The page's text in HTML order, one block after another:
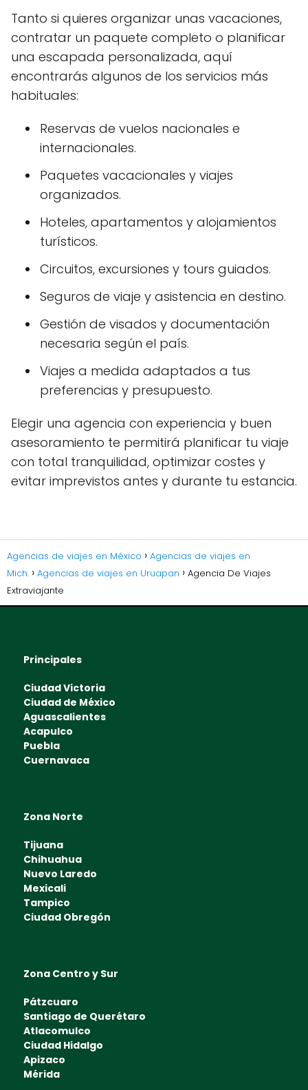
Tanto si quieres organizar unas vacaciones,
contratar un paquete completo o planificar
una escapada personalizada, aquí
encontrarás algunos de los servicios más
habituales:
Reservas de vuelos nacionales e
internacionales.
Paquetes vacacionales y viajes
organizados.
Hoteles, apartamentos y alojamientos
turísticos.
Circuitos, excursiones y tours guiados.
Seguros de viaje y asistencia en destino.
Gestión de visados y documentación
necesaria según el país.
Viajes a medida adaptados a tus
preferencias y presupuesto.
Elegir una agencia con experiencia y buen
asesoramiento te permitirá planificar tu viaje
con total tranquilidad, optimizar costes y
evitar imprevistos antes y durante tu estancia.
Agencias de viajes en México
Agencias de viajes en
Mich.
Agencias de viajes en Uruapan
Agencia De Viajes
Extraviajante
Principales
Ciudad Victoria
Ciudad de México
Aguascalientes
Acapulco
Puebla
Cuernavaca
Zona Norte
Tijuana
Chihuahua
Nuevo Laredo
Mexicali
Tampico
Ciudad Obregón
Zona Centro y Sur
Pátzcuaro
Santiago de Querétaro
Atlacomulco
Ciudad Hidalgo
Apizaco
Mérida